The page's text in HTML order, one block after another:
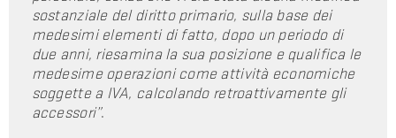
sostanziale del diritto primario, sulla base dei
medesimi elementi di fatto, dopo un periodo di
due anni, riesamina la sua posizione e qualifica le
medesime operazioni come attività economiche
soggette a IVA, calcolando retroattivamente gli
accessori”.